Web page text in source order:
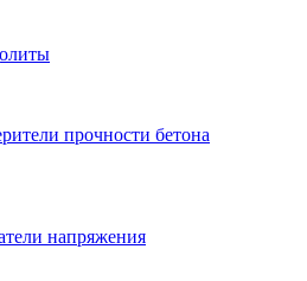
прочности бетона
напряжения